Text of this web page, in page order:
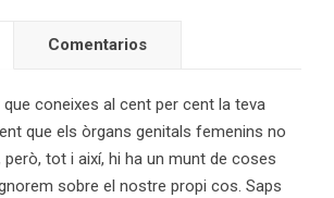
Comentarios
coneixes al cent per cent la teva
que els òrgans genitals femenins no
però, tot i així, hi ha un munt de coses
sobre el nostre propi cos. Saps